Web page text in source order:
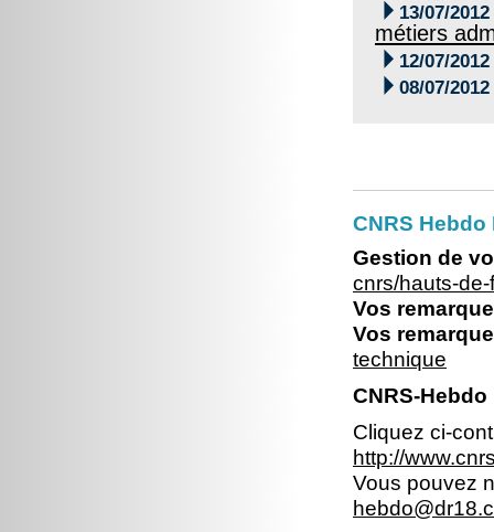
 13/07/2012
métiers
 12/07/2012
 08/07/2012
CNRS
Gestion de
cnrs/hauts-
Vos
Vos
technique
CNRS-
Cliquez ci-
http://
Vous pouvez